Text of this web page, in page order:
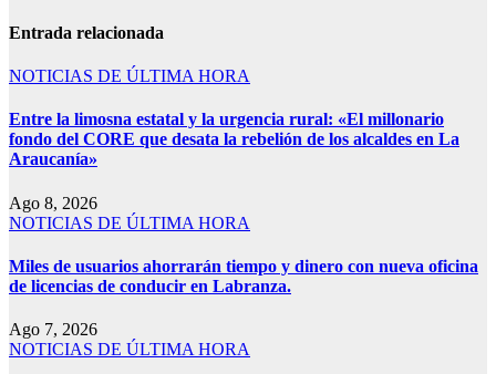
Entrada relacionada
NOTICIAS DE ÚLTIMA HORA
Entre la limosna estatal y la urgencia rural: «El millonario
fondo del CORE que desata la rebelión de los alcaldes en La
Araucanía»
Ago 8, 2026
NOTICIAS DE ÚLTIMA HORA
Miles de usuarios ahorrarán tiempo y dinero con nueva oficina
de licencias de conducir en Labranza.
Ago 7, 2026
NOTICIAS DE ÚLTIMA HORA